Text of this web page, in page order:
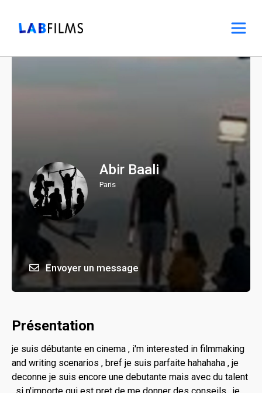
Abir Baali
Paris
Envoyer un message
Présentation
je suis débutante en cinema , i'm interested in filmmaking
and writing scenarios , bref je suis parfaite hahahaha , je
deconne je suis encore une debutante mais avec du talent